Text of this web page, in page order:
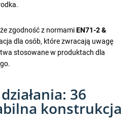
zgodność z normamiEN71-2 &
dla osób, które zwracają uwagę
stosowane w produktach dla
36
konstrukcja